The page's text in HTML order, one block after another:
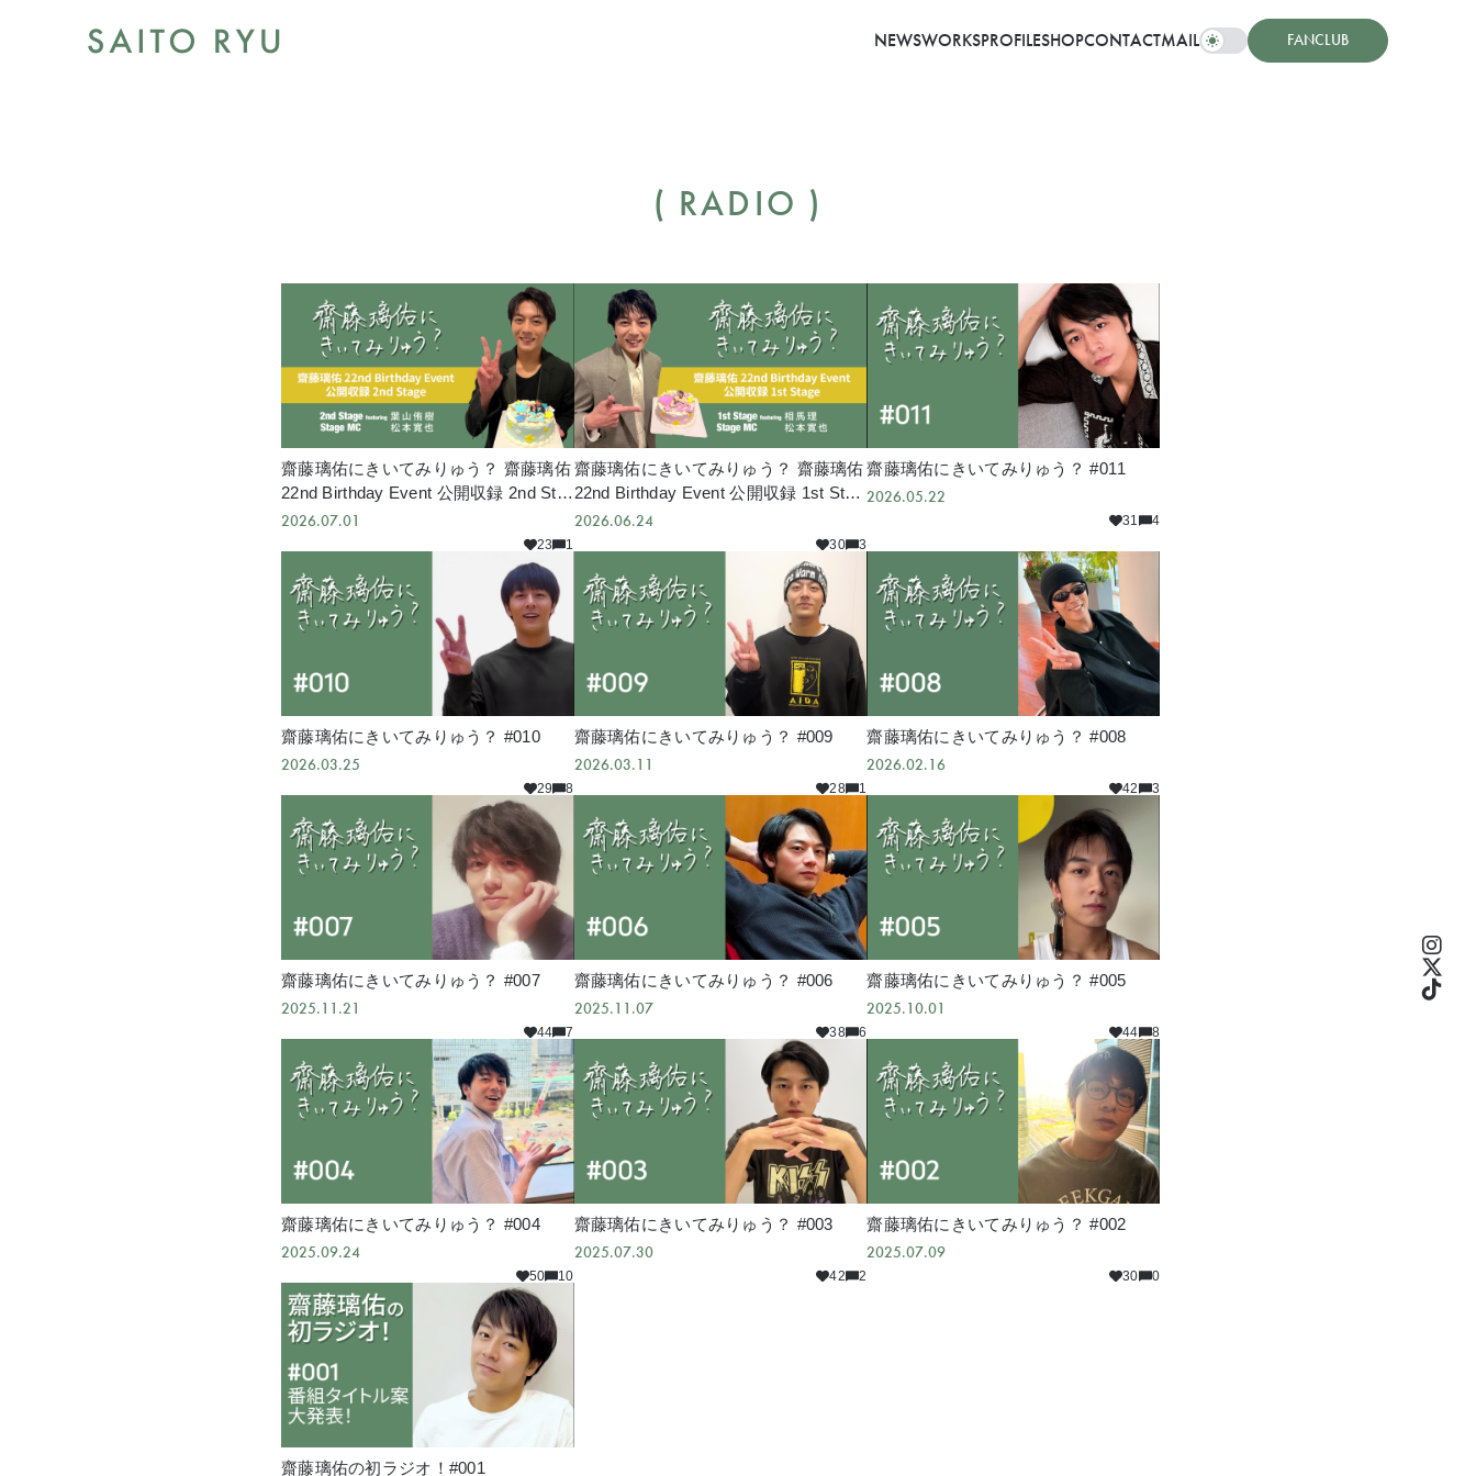
NEWSWORKSPROFILESHOPCONTACTMAIL FANCLUB
RADIO
齋藤璃佑にきいてみりゅう？ 齋藤璃佑
22nd Birthday Event 公開収録 2nd Sta
ge
2026.07.01
23 1
齋藤璃佑にきいてみりゅう？ 齋藤璃佑
22nd Birthday Event 公開収録 1st Stag
e
2026.06.24
30 3
齋藤璃佑にきいてみりゅう？ #011
2026.05.22
31 4
齋藤璃佑にきいてみりゅう？ #010
2026.03.25
29 8
齋藤璃佑にきいてみりゅう？ #009
2026.03.11
28 1
齋藤璃佑にきいてみりゅう？ #008
2026.02.16
42 3
齋藤璃佑にきいてみりゅう？ #007
2025.11.21
44 7
齋藤璃佑にきいてみりゅう？ #006
2025.11.07
38 6
齋藤璃佑にきいてみりゅう？ #005
2025.10.01
44 8
齋藤璃佑にきいてみりゅう？ #004
2025.09.24
50 10
齋藤璃佑にきいてみりゅう？ #003
2025.07.30
42 2
齋藤璃佑にきいてみりゅう？ #002
2025.07.09
30 0
齋藤璃佑の初ラジオ！#001